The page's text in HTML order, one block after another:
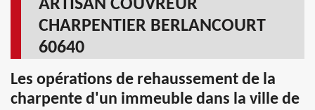
ARTISAN COUVREUR
CHARPENTIER BERLANCOURT
60640
Les opérations de rehaussement de la
charpente d'un immeuble dans la ville de